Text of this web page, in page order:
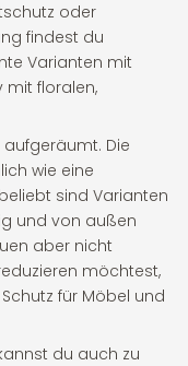
oder
findest du
Varianten mit
mit floralen,
aufgeräumt. Die
wie eine
sind Varianten
und von außen
aber nicht
möchtest,
für Möbel und
du auch zu